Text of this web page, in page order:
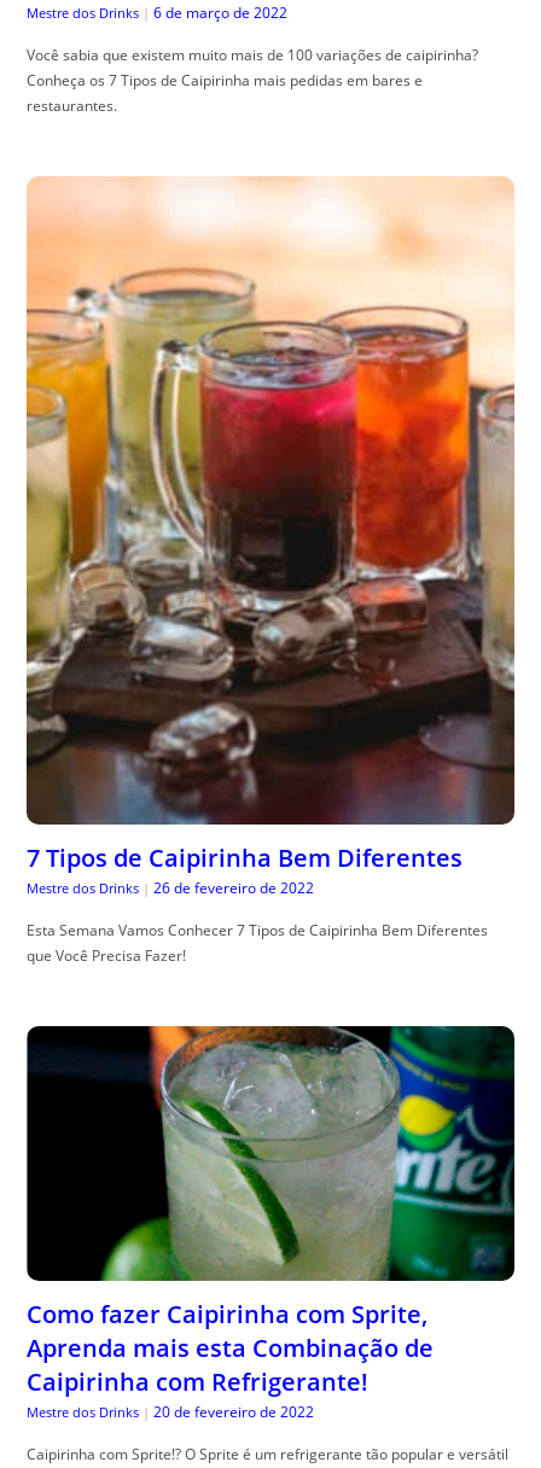
Mestre dos Drinks | 6 de março de 2022
Você sabia que existem muito mais de 100 variações de caipirinha?
Conheça os 7 Tipos de Caipirinha mais pedidas em bares e
restaurantes.
7 Tipos de Caipirinha Bem Diferentes
Mestre dos Drinks | 26 de fevereiro de 2022
Esta Semana Vamos Conhecer 7 Tipos de Caipirinha Bem Diferentes
que Você Precisa Fazer!
Como fazer Caipirinha com Sprite,
Aprenda mais esta Combinação de
Caipirinha com Refrigerante!
Mestre dos Drinks | 20 de fevereiro de 2022
Caipirinha com Sprite!? O Sprite é um refrigerante tão popular e versátil